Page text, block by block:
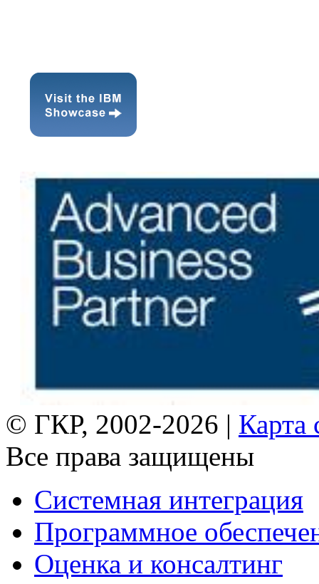
© ГКР, 2002-2026 | Карта
Все права защищены
Системная интеграция
Программное
Оценка и консалтинг